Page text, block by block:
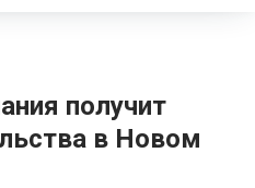
получит
в Новом